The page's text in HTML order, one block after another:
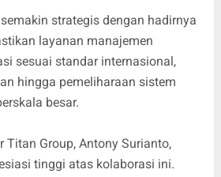
strategis dengan hadirnya
layanan manajemen
sesuai standar internasional,
hingga pemeliharaan sistem
besar.
Titan Group, Antony Surianto,
tinggi atas kolaborasi ini.